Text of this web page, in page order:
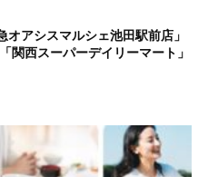
オアシスマルシェ池田駅前店」
関西スーパーデイリーマート」